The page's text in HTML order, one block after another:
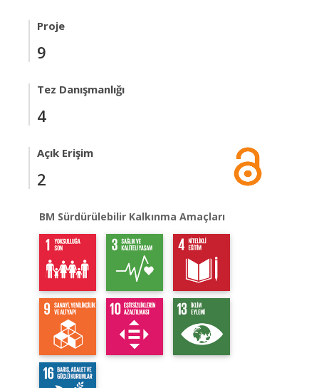
Proje
9
Tez Danışmanlığı
4
Açık Erişim
2
BM Sürdürülebilir Kalkınma Amaçları